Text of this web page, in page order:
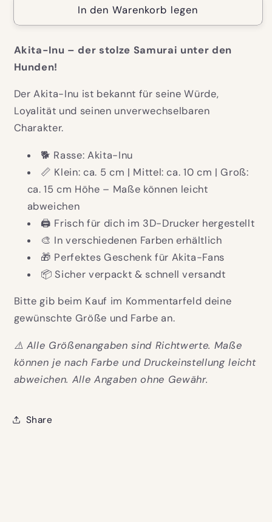
In den Warenkorb legen
Akita-Inu – der stolze Samurai unter den
Hunden!
Der Akita-Inu ist bekannt für seine Würde,
Loyalität und seinen unverwechselbaren
Charakter.
🐕 Rasse: Akita-Inu
📏 Klein: ca. 5 cm | Mittel: ca. 10 cm | Groß:
ca. 15 cm Höhe – Maße können leicht
abweichen
🖨️ Frisch für dich im 3D-Drucker hergestellt
🎨 In verschiedenen Farben erhältlich
🎁 Perfektes Geschenk für Akita-Fans
📦 Sicher verpackt & schnell versandt
Bitte gib beim Kauf im Kommentarfeld deine
gewünschte Größe und Farbe an.
⚠️ Alle Größenangaben sind Richtwerte. Maße
können je nach Farbe und Druckeinstellung leicht
abweichen. Alle Angaben ohne Gewähr.
Share